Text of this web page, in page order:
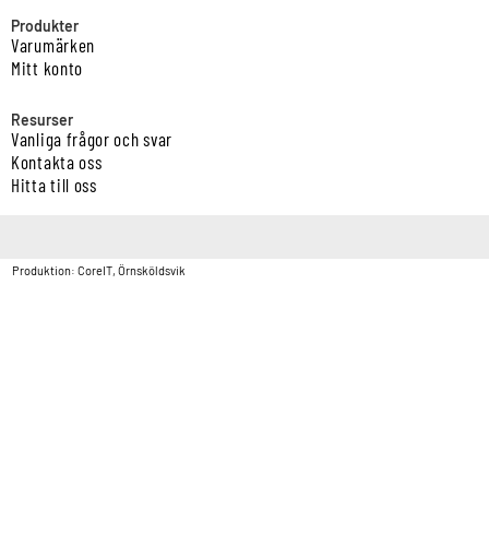
Produkter
Varumärken
Mitt konto
Resurser
Vanliga frågor och svar
Kontakta oss
Hitta till oss
Produktion: CoreIT, Örnsköldsvik